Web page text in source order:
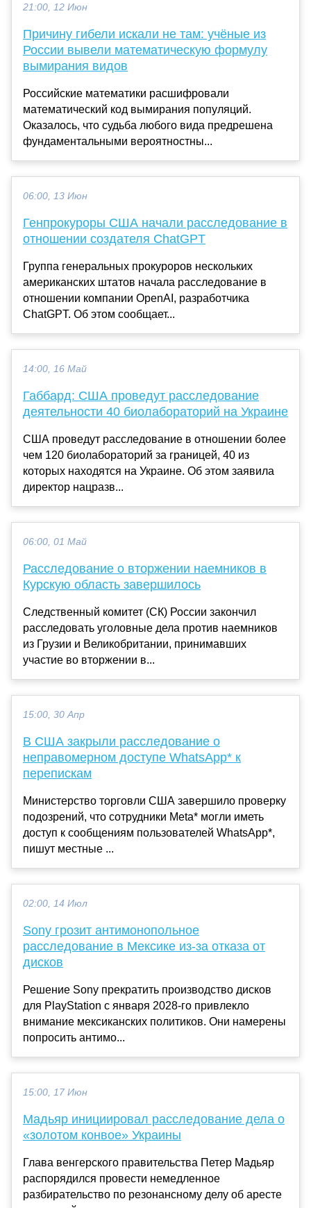
21:00, 12 Июн
Причину гибели искали не там: учёные из
России вывели математическую формулу
вымирания видов
Российские математики расшифровали
математический код вымирания популяций.
Оказалось, что судьба любого вида предрешена
фундаментальными вероятностны...
06:00, 13 Июн
Генпрокуроры США начали расследование в
отношении создателя ChatGPT
Группа генеральных прокуроров нескольких
американских штатов начала расследование в
отношении компании OpenAI, разработчика
ChatGPT. Об этом сообщает...
14:00, 16 Май
Габбард: США проведут расследование
деятельности 40 биолабораторий на Украине
США проведут расследование в отношении более
чем 120 биолабораторий за границей, 40 из
которых находятся на Украине. Об этом заявила
директор нацразв...
06:00, 01 Май
Расследование о вторжении наемников в
Курскую область завершилось
Следственный комитет (СК) России закончил
расследовать уголовные дела против наемников
из Грузии и Великобритании, принимавших
участие во вторжении в...
15:00, 30 Апр
В США закрыли расследование о
неправомерном доступе WhatsApp* к
перепискам
Министерство торговли США завершило проверку
подозрений, что сотрудники Meta* могли иметь
доступ к сообщениям пользователей WhatsApp*,
пишут местные ...
02:00, 14 Июл
Sony грозит антимонопольное
расследование в Мексике из-за отказа от
дисков
Решение Sony прекратить производство дисков
для PlayStation с января 2028-го привлекло
внимание мексиканских политиков. Они намерены
попросить антимо...
15:00, 17 Июн
Мадьяр инициировал расследование дела о
«золотом конвое» Украины
Глава венгерского правительства Петер Мадьяр
распорядился провести немедленное
разбирательство по резонансному делу об аресте